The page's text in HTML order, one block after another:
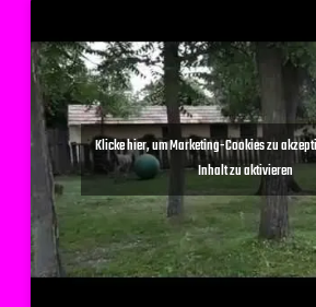
Klicke hier, um Marketing-Cookies zu
Inhalt zu aktivieren